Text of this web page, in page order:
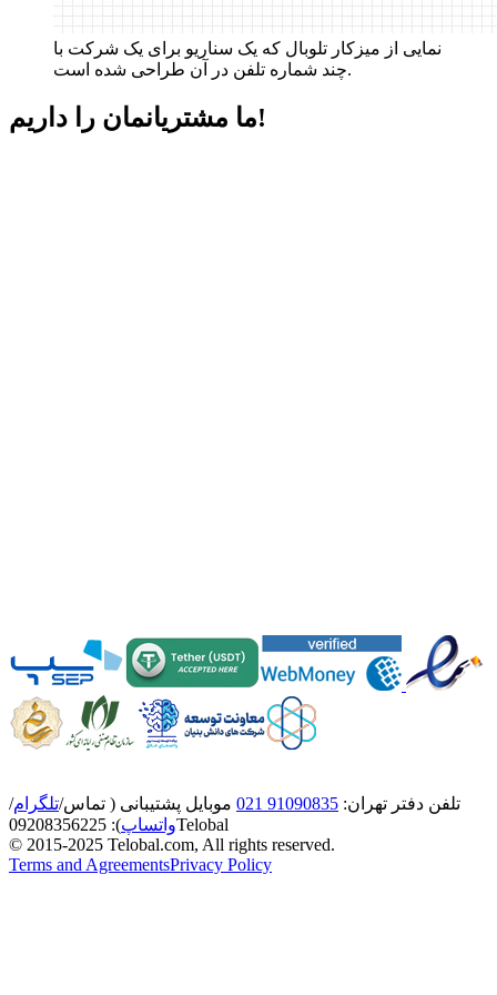
نمایی از میزکار تلوبال که یک سناریو برای یک شرکت با
چند شماره تلفن در آن طراحی شده است.
ما مشتریانمان راداریم!
تلفن دفتر تهران: 91090835 021 موبایل پشتیبانی ( تماس/تلگرام/
واتساپ):
09208356225
Telobal
© 2015-2025 Telobal.com, All rights reserved.
Terms and AgreementsPrivacy Policy